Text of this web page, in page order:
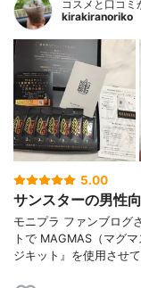
コスメと口コミ
kirakiranoriko
5.00
サンスターの男性
モニプラ ファンブログ
トで MAGMAS（マグ
ジキット』を使用させ